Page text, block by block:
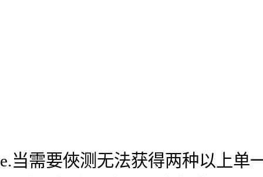
e.当需要俠测无法获得两种以上单